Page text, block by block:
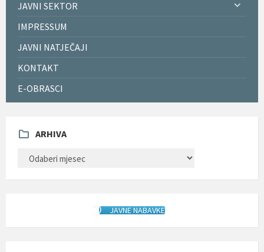
JAVNI SEKTOR
IMPRESSUM
JAVNI NATJEČAJI
KONTAKT
E-OBRASCI
ARHIVA
JAVNE NABAVKE